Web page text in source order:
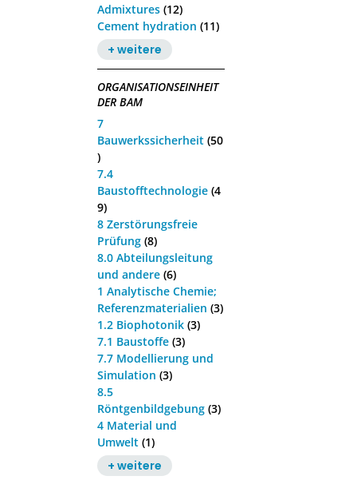
Admixtures (12)
Cement hydration (11)
+ weitere
ORGANISATIONSEINHEIT
DER BAM
7
Bauwerkssicherheit (50
)
7.4
Baustofftechnologie (4
9)
8 Zerstörungsfreie
Prüfung (8)
8.0 Abteilungsleitung
und andere (6)
1 Analytische Chemie;
Referenzmaterialien (3)
1.2 Biophotonik (3)
7.1 Baustoffe (3)
7.7 Modellierung und
Simulation (3)
8.5
Röntgenbildgebung (3)
4 Material und
Umwelt (1)
+ weitere